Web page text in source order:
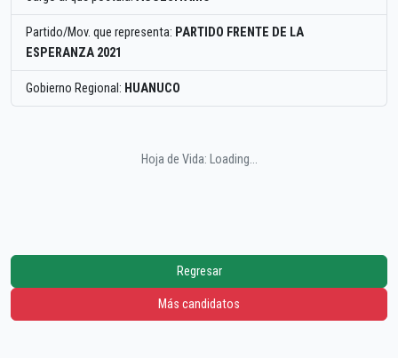
Partido/Mov. que representa: PARTIDO FRENTE DE LA
ESPERANZA 2021
Gobierno Regional: HUANUCO
Hoja de Vida: Loading...
Regresar
Más candidatos